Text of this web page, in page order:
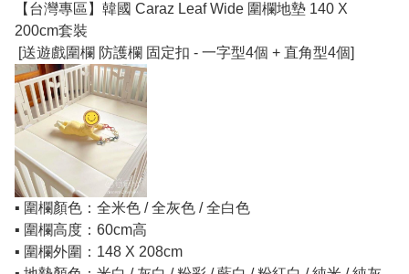
【台灣專區】韓國 Caraz Leaf Wide 圍欄地墊 140 X
200cm套裝
[送遊戲圍欄 防護欄 固定扣 - 一字型4個 + 直角型4個]
▪️ 圍欄顏色：全米色 / 全灰色 / 全白色
▪️ 圍欄高度：60cm高
▪️ 圍欄外圍：148 X 208cm